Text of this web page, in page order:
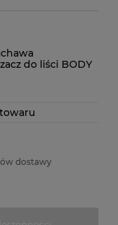
do liści BODY
dostawy